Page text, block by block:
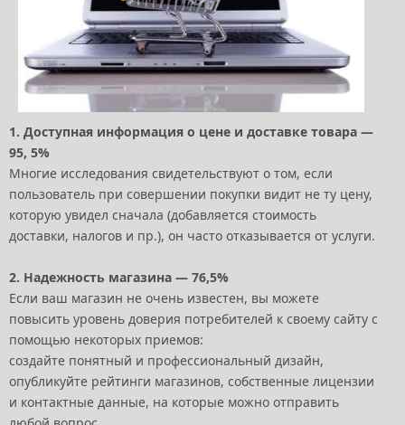
1. Доступная информация о цене и доставке товара —
95, 5%
Многие исследования свидетельствуют о том, если
пользователь при совершении покупки видит не ту цену,
которую увидел сначала (добавляется стоимость
доставки, налогов и пр.), он часто отказывается от услуги.
2. Надежность магазина — 76,5%
Если ваш магазин не очень известен, вы можете
повысить уровень доверия потребителей к своему сайту с
помощью некоторых приемов:
создайте понятный и профессиональный дизайн,
опубликуйте рейтинги магазинов, собственные лицензии
и контактные данные, на которые можно отправить